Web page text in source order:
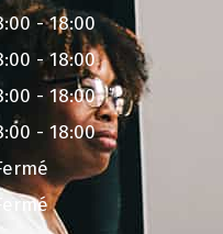
- 18:00
- 18:00
- 18:00
- 18:00